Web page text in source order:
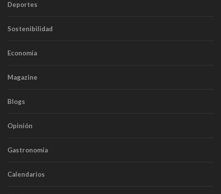
Deportes
Sostenibilidad
Economía
Magazine
Blogs
Opinión
Gastronomía
Calendarios